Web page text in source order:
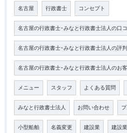
名古屋 行政書士 コンセプト
名古屋の行政書士･みなと行政書士法人の口
名古屋の行政書士･みなと行政書士法人の評判
名古屋の行政書士･みなと行政書士法人のお
メニュー スタッフ よくある質問
みなと行政書士法人 お問い合わせ
小型船舶 名義変更 建設業 建設